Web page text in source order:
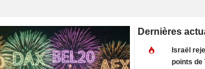
Dernières
Israël
points de